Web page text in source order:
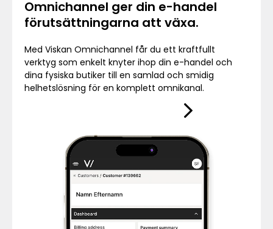
Omnichannel ger din e-handel
förutsättningarna att växa.
Med Viskan Omnichannel får du ett kraftfullt
verktyg som enkelt knyter ihop din e-handel och
dina fysiska butiker till en samlad och smidig
helhetslösning för en komplett omnikanal.